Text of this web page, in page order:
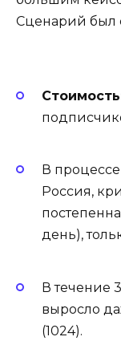
Сценарий был
В
Россия,
день),
В течение
выросло
(1024).